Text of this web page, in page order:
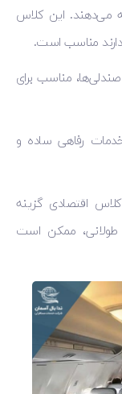
می‌دهند. این کلاس
مناسب است.
مناسب برای
رفاهی ساده و
اقتصادی گزینه
طولانی، ممکن است